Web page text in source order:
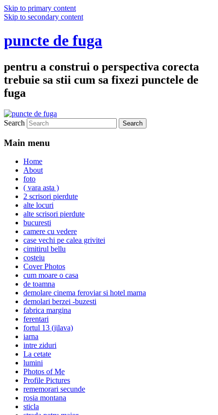
Skip to primary content
Skip to secondary content
puncte de fuga
pentru a construi o perspectiva corecta
trebuie sa stii cum sa fixezi punctele de
fuga
Search
Main menu
Home
About
foto
( vara asta )
2 scrisori pierdute
alte locuri
alte scrisori pierdute
bucuresti
camere cu vedere
case vechi pe calea grivitei
cimitirul bellu
costeiu
Cover Photos
cum moare o casa
de toamna
demolare cinema feroviar si hotel marna
demolari berzei -buzesti
fabrica margina
ferentari
fortul 13 (jilava)
iarna
intre ziduri
La cetate
lumini
Photos of Me
Profile Pictures
rememorari secunde
rosia montana
sticla